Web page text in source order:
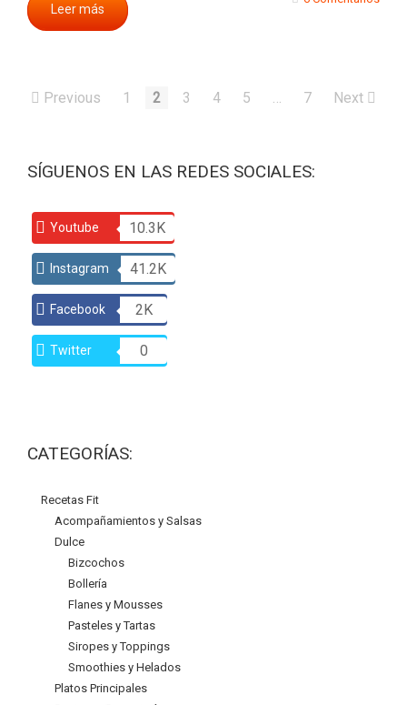
Leer más
Previous 1 2 3 4 5 … 7 Next
SÍGUENOS EN LAS REDES SOCIALES:
Youtube 10.3K
Instagram 41.2K
Facebook 2K
Twitter 0
CATEGORÍAS:
Recetas Fit
Acompañamientos y Salsas
Dulce
Bizcochos
Bollería
Flanes y Mousses
Pasteles y Tartas
Siropes y Toppings
Smoothies y Helados
Platos Principales